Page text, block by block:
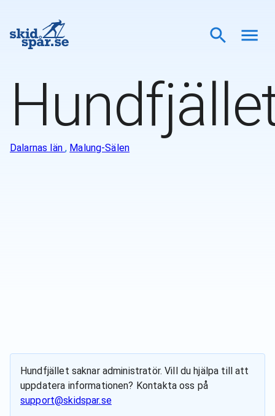
Dalarnas län , Malung-Sälen
Hundfjället saknar administratör. Vill du hjälpa till att
uppdatera informationen? Kontakta oss på
support@skidspar.se